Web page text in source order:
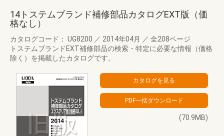
14トステムブランド補修部品カタログEXT版（価
格なし）
カタログコード： UG8200 ／ 2014年04月 ／ 全208ページ
トステムブランドEXT補修部品の検索・特定に必要な情報（価格
除く）を掲載したカタログです。
(70.9MB)